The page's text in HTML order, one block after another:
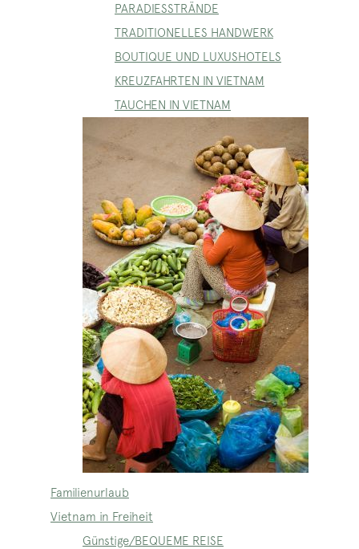
PARADIESSTRÄNDE
TRADITIONELLES HANDWERK
BOUTIQUE UND LUXUSHOTELS
KREUZFAHRTEN IN VIETNAM
TAUCHEN IN VIETNAM
Familienurlaub
Vietnam in Freiheit
Günstige/BEQUEME REISE